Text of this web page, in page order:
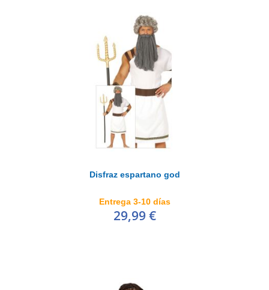
Disfraz espartano god
Entrega 3-10 días
29,99 €